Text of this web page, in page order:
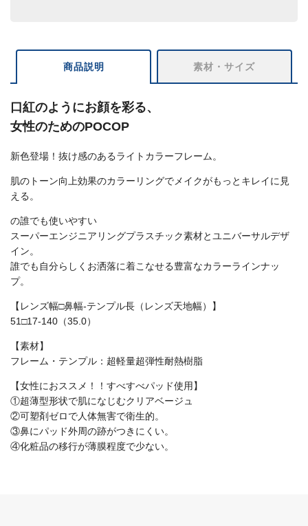
商品説明 素材・サイズ
口紅のようにお顔を彩る、
女性のためのPOCOP
新色登場！抜け感のあるライトカラーフレーム。
肌のトーン向上効果のカラーリングでメイクがもっとキレイに見
える。
の誰でも使いやすい
スーパーエンジニアリングプラスチック素材とユニバーサルデザ
イン。
誰でも自分らしくお洒落に着こなせる豊富なカラーラインナッ
プ。
【レンズ幅□鼻幅-テンプル長（レンズ天地幅）】
51□17-140（35.0）
【素材】
フレーム・テンプル：超軽量超弾性耐熱樹脂
【女性におススメ！！すべすべパッド使用】
①超薄型形状で肌になじむクリアベージュ
②可塑剤ゼロで人体無害で衛生的。
③鼻にパッド外周の跡がつきにくい。
④化粧品の移行が薄膜程度で少ない。